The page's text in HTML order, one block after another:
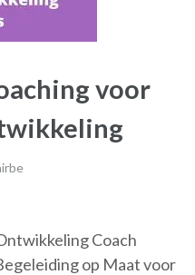
voor
Coach
op Maat voor